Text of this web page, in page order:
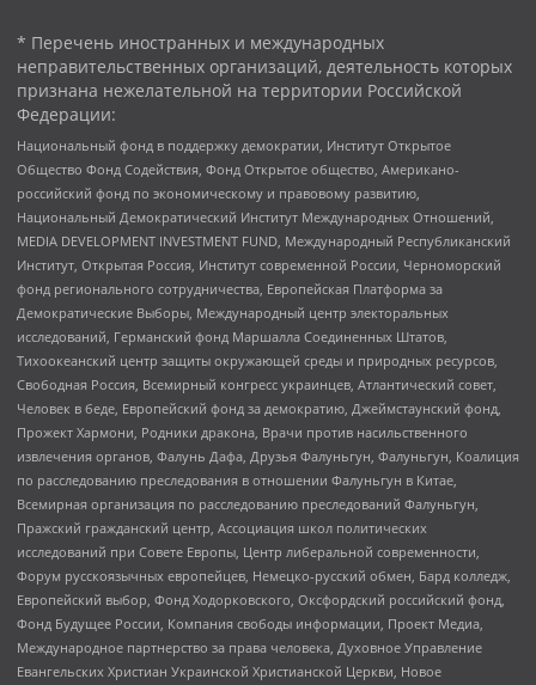
* Перечень иностранных и международных
неправительственных организаций, деятельность которых
признана нежелательной на территории Российской
Федерации:
Национальный фонд в поддержку демократии, Институт Открытое
Общество Фонд Содействия, Фонд Открытое общество, Американо-
российский фонд по экономическому и правовому развитию,
Национальный Демократический Институт Международных Отношений,
MEDIA DEVELOPMENT INVESTMENT FUND, Международный Республиканский
Институт, Открытая Россия, Институт современной России, Черноморский
фонд регионального сотрудничества, Европейская Платформа за
Демократические Выборы, Международный центр электоральных
исследований, Германский фонд Маршалла Соединенных Штатов,
Тихоокеанский центр защиты окружающей среды и природных ресурсов,
Свободная Россия, Всемирный конгресс украинцев, Атлантический совет,
Человек в беде, Европейский фонд за демократию, Джеймстаунский фонд,
Прожект Хармони, Родники дракона, Врачи против насильственного
извлечения органов, Фалунь Дафа, Друзья Фалуньгун, Фалуньгун, Коалиция
по расследованию преследования в отношении Фалуньгун в Китае,
Всемирная организация по расследованию преследований Фалуньгун,
Пражский гражданский центр, Ассоциация школ политических
исследований при Совете Европы, Центр либеральной современности,
Форум русскоязычных европейцев, Немецко-русский обмен, Бард колледж,
Европейский выбор, Фонд Ходорковского, Оксфордский российский фонд,
Фонд Будущее России, Компания свободы информации, Проект Медиа,
Международное партнерство за права человека, Духовное Управление
Евангельских Христиан Украинской Христианской Церкви, Новое